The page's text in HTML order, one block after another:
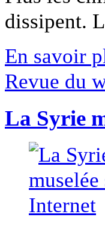
dissipent.
En savoir
Revue du
La Syrie